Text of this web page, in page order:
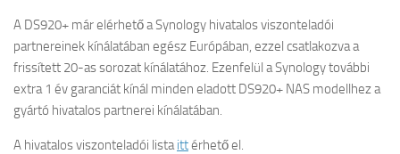
A DS920+ már elérhető a Synology hivatalos viszonteladói
partnereinek kínálatában egész Európában, ezzel csatlakozva a
frissített 20-as sorozat kínálatához. Ezenfelül a Synology további
extra 1 év garanciát kínál minden eladott DS920+ NAS modellhez a
gyártó hivatalos partnerei kínálatában.
A hivatalos viszonteladói listaittérhető el.